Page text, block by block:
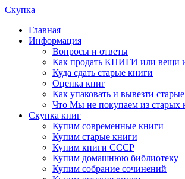
Скупка
Главная
Информация
Вопросы и ответы
Как продать КНИГИ или вещи
Куда сдать старые книги
Оценка книг
Как упаковать и вывезти
Что Мы не покупаем из старых
Скупка книг
Купим современные книги
Купим старые книги
Купим книги СССР
Купим домашнюю библиотеку
Купим собрание сочинений